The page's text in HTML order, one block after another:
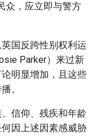
众，应立即与警方
国反跨性别权利运
Parker）来过新
明显增加，且这些
。
信仰、残疾和年龄
因上述因素感威胁